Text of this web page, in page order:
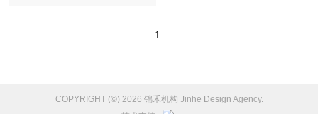
1
COPYRIGHT (©) 2026 锦禾机构 Jinhe Design Agency.